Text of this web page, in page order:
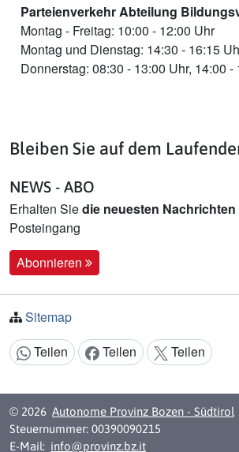
Parteienverkehr Abteilung
Montag - Freitag: 10:00 - 12:00 Uhr
Montag und Dienstag: 14:30 - 16:15
Donnerstag: 08:30 - 13:00 Uhr, 14:00 -
Bleiben Sie auf dem
NEWS - ABO
Erhalten Siedie neuesten Nachrichten
Posteingang
Abonnieren
Sitemap
Inhalt teilen:
Teilen Teilen Teilen
© 2026 Autonome Provinz Bozen - Südtirol
Steuernummer: 00390090215
E-Mail: info@provinz.bz.it